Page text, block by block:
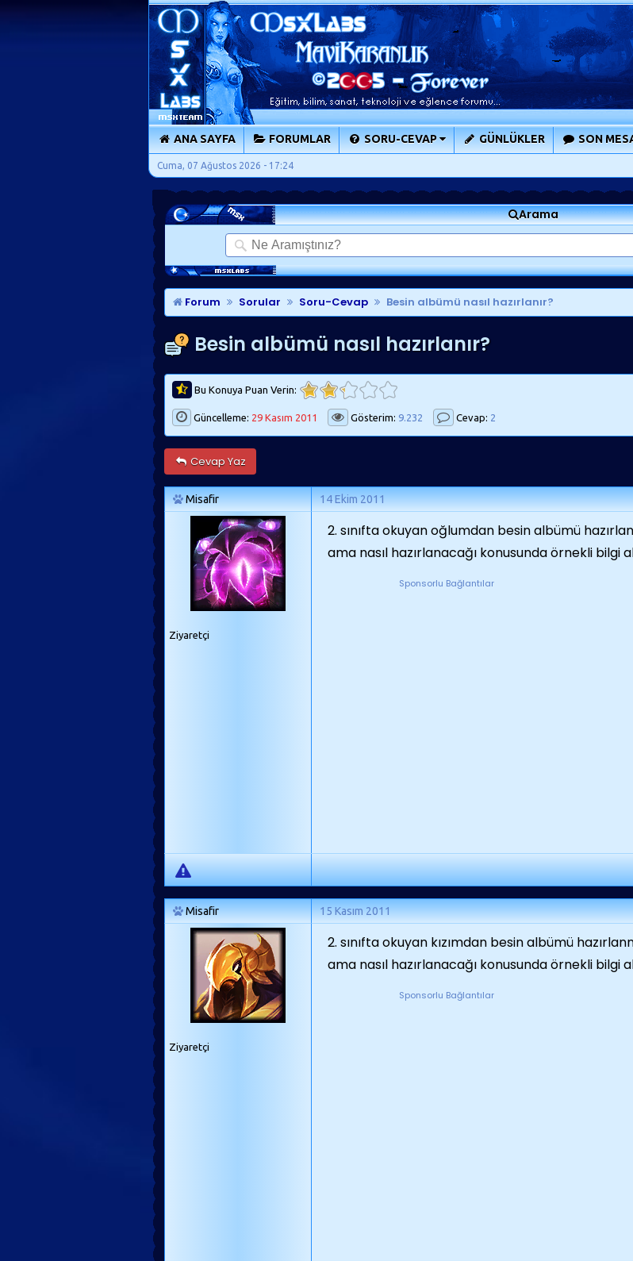
ANA SAYFA FORUMLAR SORU-CEVAP GÜNLÜKLER SON
Cuma, 07 Ağustos 2026 - 17:24
Arama
Forum Sorular Soru-Cevap Besin albümü nasıl hazırlanır?
Besin albümü nasıl hazırlanır?
Bu Konuya Puan Verin:
Güncelleme: 29 Kasım 2011 Gösterim: 9.232 Cevap: 2
Cevap Yaz
Misafir 14 Ekim 2011
Ziyaretçi
2. sınıfta okuyan oğlumdan besin albümü
ama nasıl hazırlanacağı konusunda örnekli bilgi
Sponsorlu Bağlantılar
Misafir 15 Kasım 2011
Ziyaretçi
2. sınıfta okuyan kızımdan besin albümü
ama nasıl hazırlanacağı konusunda örnekli bilgi
Sponsorlu Bağlantılar